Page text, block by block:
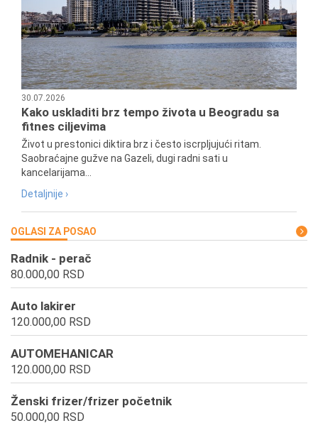
30.07.2026
Kako uskladiti brz tempo života u Beogradu sa
fitnes ciljevima
Život u prestonici diktira brz i često iscrpljujući ritam.
Saobraćajne gužve na Gazeli, dugi radni sati u
kancelarijama...
Detaljnije ›
OGLASI ZA POSAO
Radnik - perač
80.000,00 RSD
Auto lakirer
120.000,00 RSD
AUTOMEHANICAR
120.000,00 RSD
Ženski frizer/frizer početnik
50.000,00 RSD